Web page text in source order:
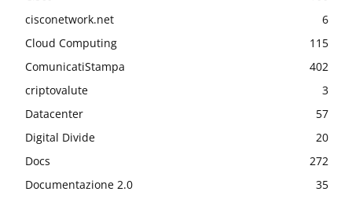
cisconetwork.net
6
Cloud Computing
115
ComunicatiStampa
402
criptovalute
3
Datacenter
57
Digital Divide
20
Docs
272
Documentazione 2.0
35